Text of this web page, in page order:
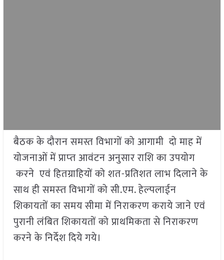
बैठक के दौरान समस्त विभागों को आगामी दो माह में
योजनाओं में प्राप्‍त आवंटन अनुसार राशि का उपयोग
करने एवं हितग्राहियों को शत-प्रतिशत लाभ दिलाने के
साथ ही समस्‍त विभागों को सी.एम. हेल्‍पलाईन
शिकायतों का समय सीमा में निराकरण कराये जाने एवं
पुरानी लंबित शिकायतों को प्राथमिकता से निराकरण
करने के निर्देश दिये गये।